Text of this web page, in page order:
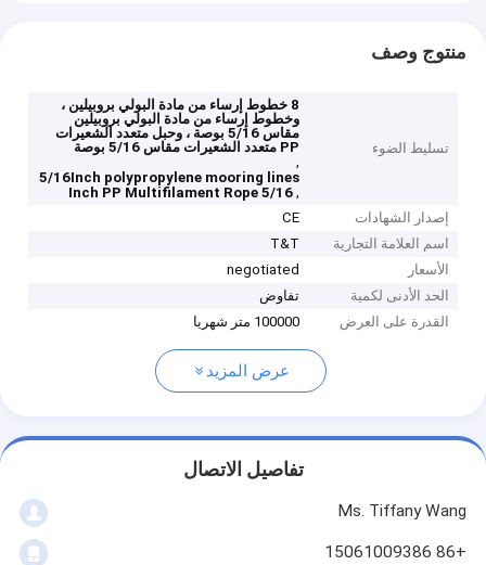
منتوج وصف
تسليط الضوء
8 خطوط إرساء من مادة البولي بروبيلين ،
وخطوط إرساء من مادة البولي بروبيلين
مقاس 5/16 بوصة ، وحبل متعدد الشعيرات
PP متعدد الشعيرات مقاس 5/16 بوصة
,
5/16Inch polypropylene mooring lines
,
5/16 Inch PP Multifilament Rope
إصدار الشهادات
CE
اسم العلامة التجارية
T&T
الأسعار
negotiated
الحد الأدنى لكمية
تفاوض
القدرة على العرض
100000 متر شهريا
عرض المزيد
تفاصيل الاتصال
Ms. Tiffany Wang
+86 15061009386